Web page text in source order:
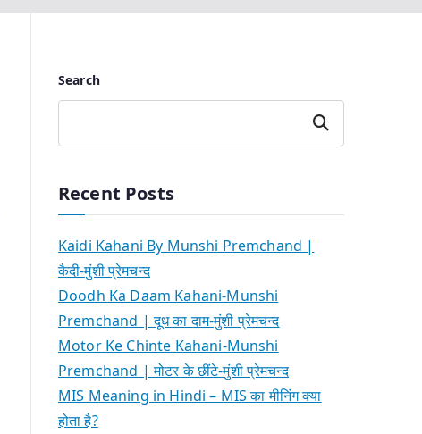
Search
Search
Recent Posts
Kaidi Kahani By Munshi Premchand |
कैदी-मुंशी प्रेमचन्द
Doodh Ka Daam Kahani-Munshi
Premchand | दूध का दाम-मुंशी प्रेमचन्द
Motor Ke Chinte Kahani-Munshi
Premchand | मोटर के छींटे-मुंशी प्रेमचन्द
MIS Meaning in Hindi – MIS का मीनिंग क्या
होता है?